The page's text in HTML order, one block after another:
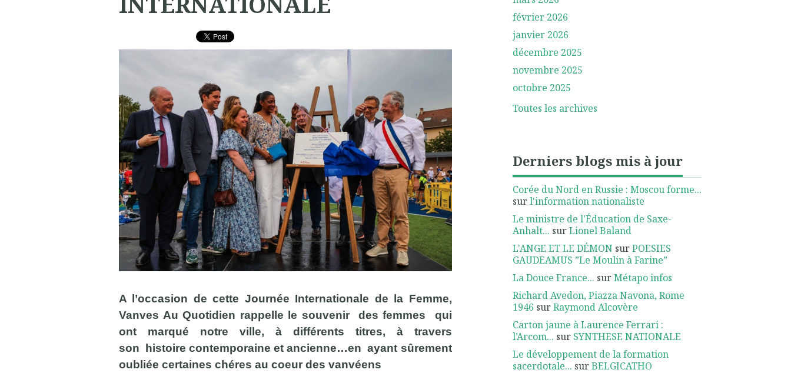
A l’occasion de cette Journée Internationale de la Femme,
Vanves Au Quotidien rappelle le souvenir des femmes qui
ont marqué notre ville, à différents titres, à travers
son histoire contemporaine et ancienne…en ayant sûrement
oubliée certaines chéres au coeur des vanvéens
février 2026
janvier 2026
décembre 2025
novembre 2025
octobre 2025
Toutes les archives
Derniers blogs mis à jour
Corée du Nord en Russie : Moscou forme...
surl'information nationaliste
Le ministre de l'Éducation de Saxe-
Anhalt... surLionel Baland
L'ANGE ET LE DÉMON surPOESIES
GAUDEAMUS ”Le Moulin à Farine”
La Douce France... surMétapo infos
Richard Avedon, Piazza Navona, Rome
1946 surRaymond Alcovère
Carton jaune à Laurence Ferrari :
l’Arcom... sur SYNTHESE NATIONALE
Le développement de la formation
sacerdotale... surBELGICATHO